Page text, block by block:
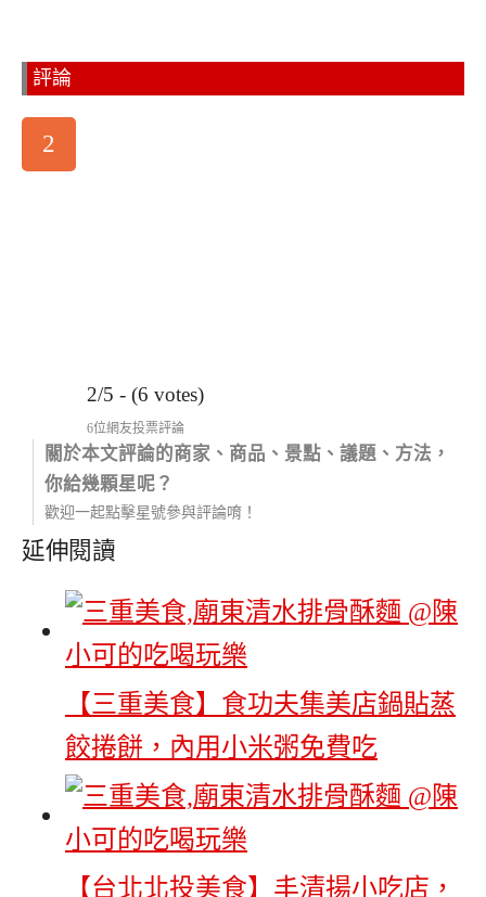
評論
2
2/5 - (6 votes)
6位網友投票評論
關於本文評論的商家、商品、景點、議題、方法，
你給幾顆星呢？
歡迎一起點擊星號參與評論唷！
延伸閱讀
【三重美食】食功夫集美店鍋貼蒸
餃捲餅，內用小米粥免費吃
【台北北投美食】丰清揚小吃店，